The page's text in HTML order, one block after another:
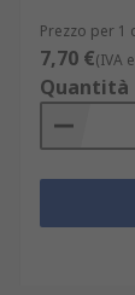
Prezzo per 1
7,70 €(IVA
Quantità